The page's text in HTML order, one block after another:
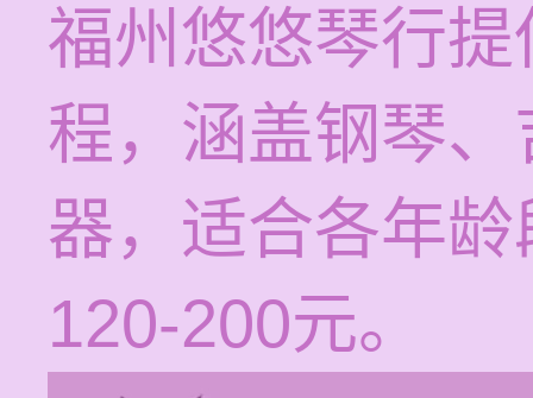
福州悠悠琴行
程，涵盖钢琴
器，适合各年
120-200元。